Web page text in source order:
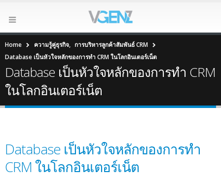
Home ความรู้คู่ธุรกิจ, การบริหารลูกค้าสัมพันธ์ CRM
Database เป็นหัวใจหลักของการทำ CRM ในโลกอินเตอร์เน็ต
Database เป็นหัวใจหลักของการทำ CRM
ในโลกอินเตอร์เน็ต
Database เป็นหัวใจหลักของการทำ
CRM ในโลกอินเตอร์เน็ต